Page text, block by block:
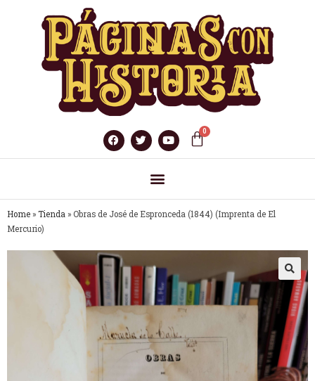
Home » Tienda » Obras de José de Espronceda (1844) (Imprenta de El
Mercurio)
🔍